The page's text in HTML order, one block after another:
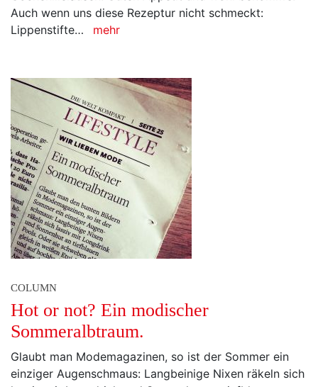
Auch wenn uns diese Rezeptur nicht schmeckt:
Lippenstifte…
mehr
COLUMN
Hot or not? Ein modischer
Sommeralbtraum.
Glaubt man Modemagazinen, so ist der Sommer ein
einziger Augenschmaus: Langbeinige Nixen räkeln sich